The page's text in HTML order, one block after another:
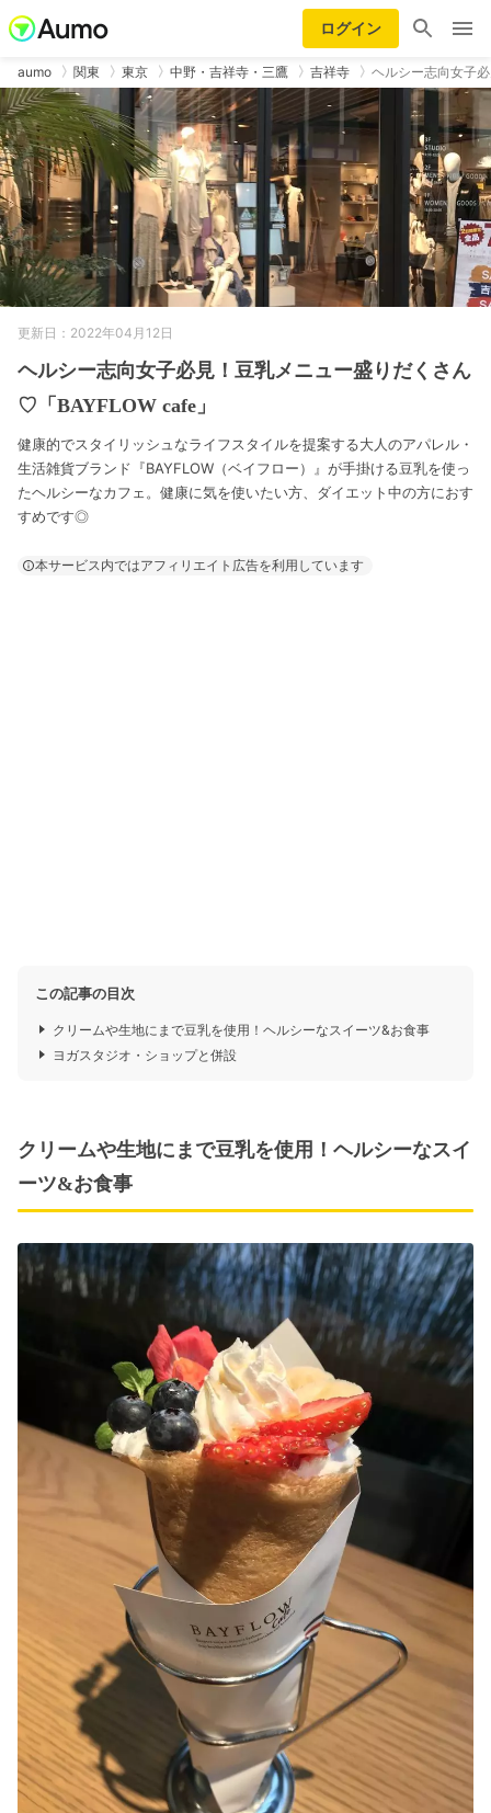
ログイン
aumo 関東 東京 中野・吉祥寺・三鷹 吉祥寺 ヘルシー志向女子
更新日：2022年04月12日
ヘルシー志向女子必見！豆乳メニュー盛りだくさん
♡「BAYFLOW cafe」
健康的でスタイリッシュなライフスタイルを提案する大人のアパレル・
生活雑貨ブランド『BAYFLOW（ベイフロー）』が手掛ける豆乳を使っ
たヘルシーなカフェ。健康に気を使いたい方、ダイエット中の方におす
すめです◎
本サービス内ではアフィリエイト広告を利用しています
この記事の目次
クリームや生地にまで豆乳を使用！ヘルシーなスイーツ&お食事
ヨガスタジオ・ショップと併設
クリームや生地にまで豆乳を使用！ヘルシーなスイ
ーツ&お食事